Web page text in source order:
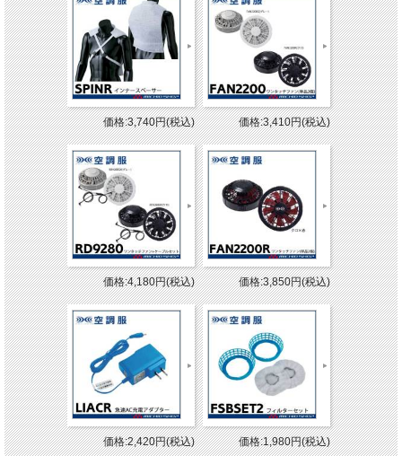
価格:3,740円(税込) 価格:3,410円(税込)
価格:4,180円(税込) 価格:3,850円(税込)
価格:2,420円(税込) 価格:1,980円(税込)